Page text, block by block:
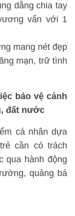
dằng chia tay
vấn với 1
mang nét đẹp
mạn, trữ tình
bảo vệ cảnh
đất nước
cá nhân dựa
cần có trách
qua hành động
quảng bá